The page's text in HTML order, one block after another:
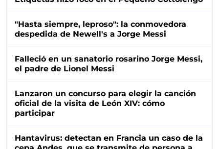
"Hasta siempre, leproso": la conmovedora
despedida de Newell's a Jorge Messi
Falleció en un sanatorio rosarino Jorge Messi,
el padre de Lionel Messi
Lanzaron un concurso para elegir la canción
oficial de la visita de León XIV: cómo
participar
Hantavirus: detectan en Francia un caso de la